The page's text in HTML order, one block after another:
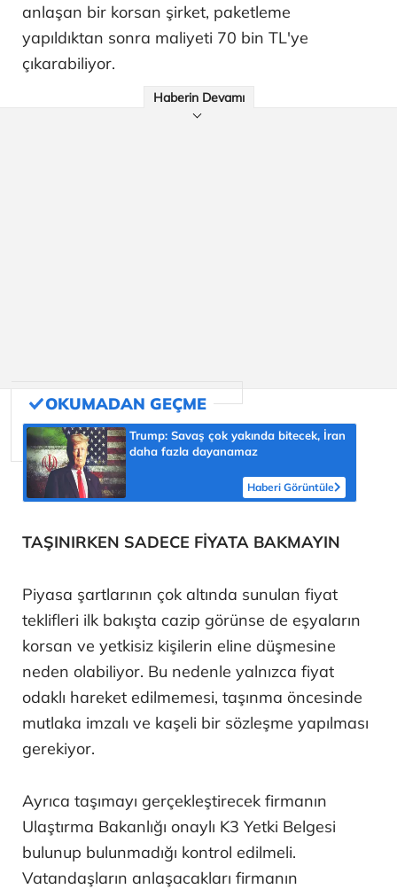
anlaşan bir korsan şirket, paketleme
yapıldıktan sonra maliyeti 70 bin TL'ye
çıkarabiliyor.
Haberin Devamı
Trump: Savaş çok yakında bitecek, İran
daha fazla dayanamaz
Haberi Görüntüle
TAŞINIRKEN SADECE FİYATA BAKMAYIN
Piyasa şartlarının çok altında sunulan fiyat
teklifleri ilk bakışta cazip görünse de eşyaların
korsan ve yetkisiz kişilerin eline düşmesine
neden olabiliyor. Bu nedenle yalnızca fiyat
odaklı hareket edilmemesi, taşınma öncesinde
mutlaka imzalı ve kaşeli bir sözleşme yapılması
gerekiyor.
Ayrıca taşımayı gerçekleştirecek firmanın
Ulaştırma Bakanlığı onaylı K3 Yetki Belgesi
bulunup bulunmadığı kontrol edilmeli.
Vatandaşların anlaşacakları firmanın